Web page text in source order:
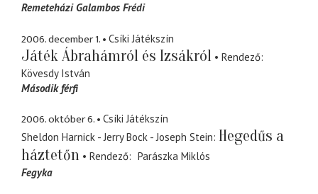
Remeteházi Galambos Frédi
2006. december 1. Csíki Játékszín
Játék Ábrahámról és Izsákról
Rendező
Kövesdy István
Második férfi
2006. október 6.
Csíki Játékszín
Sheldon Harnick - Jerry Bock - Joseph Stein Hegedűs a
háztetőn
Rendező
Parászka Miklós
Fegyka